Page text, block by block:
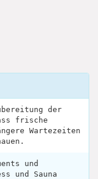
der
frische
Wartezeiten
und
und Sauna